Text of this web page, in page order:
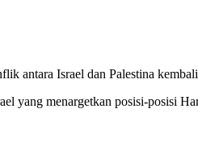
antara Israel dan Palestina
yang menargetkan posisi-posisi